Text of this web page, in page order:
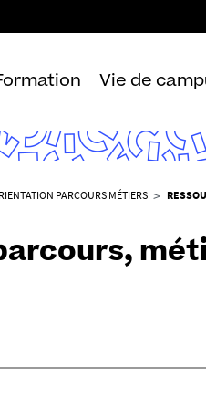
Vie de
PARCOURS MÉTIERS